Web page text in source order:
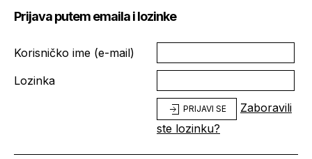
Prijava putem emaila i lozinke
Korisničko ime (e-mail)
Lozinka
PRIJAVI SE
Zaboravili
ste lozinku?